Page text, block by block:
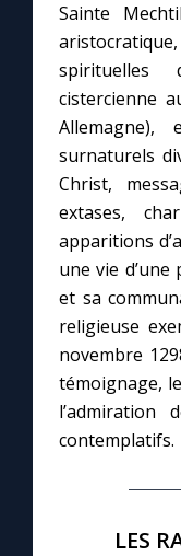
Questions-
Prier au
Avec Thérèse de
L'Évangile
Les premiers
Marie qui défait
Me consacrer à
Mes intentions
Sainte
spirituelles
cistercienne
surnaturels
Christ,
extases,
apparitions
une vie
et sa
religieuse
novembre
témoignage,
l’admiration
contemplatifs.
LES